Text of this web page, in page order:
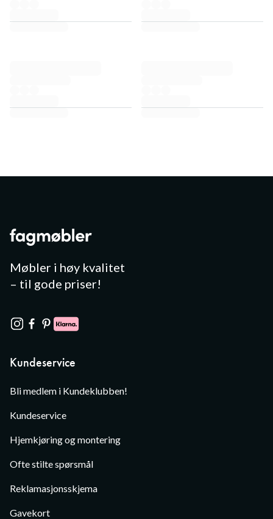
Møbler i høy kvalitet
– til gode priser!
Kundeservice
Bli medlem i Kundeklubben!
Kundeservice
Hjemkjøring og montering
Ofte stilte spørsmål
Reklamasjonsskjema
Gavekort